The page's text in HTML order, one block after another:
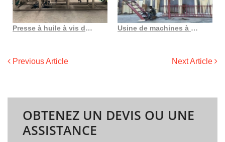
Presse à huile à vis de noix de coco fabriquée en Chine Usine de machines à huile d’amande douce fabriquée au Maroc
Previous Article Next Article
OBTENEZ UN DEVIS OU UNE
ASSISTANCE